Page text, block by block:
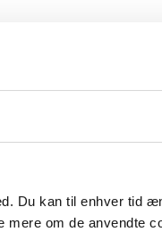
Du kan til enhver tid
om de anvendte